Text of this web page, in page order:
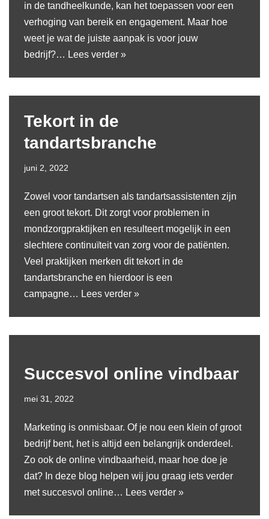
in de tandheelkunde, kan het toepassen voor een
verhoging van bereik en engagement. Maar hoe
weet je wat de juiste aanpak is voor jouw
bedrijf?… Lees verder »
Tekort in de
tandartsbranche
juni 2, 2022
Zowel voor tandartsen als tandartsassistenten zijn
een groot tekort. Dit zorgt voor problemen in
mondzorgpraktijken en resulteert mogelijk in een
slechtere continuïteit van zorg voor de patiënten.
Veel praktijken merken dit tekort in de
tandartsbranche en hierdoor is een
campagne… Lees verder »
Succesvol online vindbaar
mei 31, 2022
Marketing is onmisbaar. Of je nou een klein of groot
bedrijf bent, het is altijd een belangrijk onderdeel.
Zo ook de online vindbaarheid, maar hoe doe je
dat? In deze blog helpen wij jou graag iets verder
met succesvol online… Lees verder »